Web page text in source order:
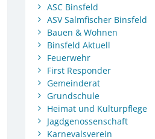
ASC Binsfeld
ASV Salmfischer Binsfeld
Bauen & Wohnen
Binsfeld Aktuell
Feuerwehr
First Responder
Gemeinderat
Grundschule
Heimat und Kulturpflege
Jagdgenossenschaft
Karnevalsverein